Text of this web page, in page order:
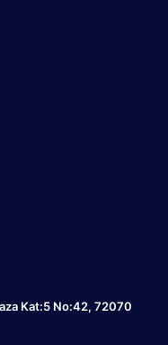
Kat:5 No:42, 72070